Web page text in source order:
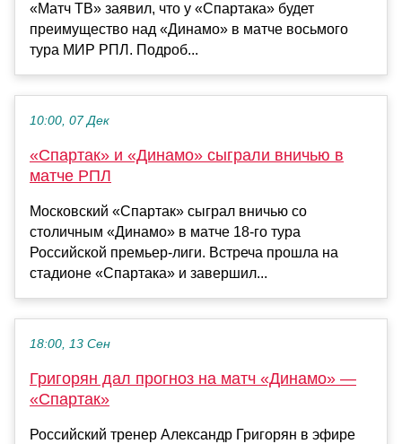
«Матч ТВ» заявил, что у «Спартака» будет
преимущество над «Динамо» в матче восьмого
тура МИР РПЛ. Подроб...
10:00, 07 Дек
«Спартак» и «Динамо» сыграли вничью в
матче РПЛ
Московский «Спартак» сыграл вничью со
столичным «Динамо» в матче 18-го тура
Российской премьер-лиги. Встреча прошла на
стадионе «Спартака» и завершил...
18:00, 13 Сен
Григорян дал прогноз на матч «Динамо» —
«Спартак»
Российский тренер Александр Григорян в эфире